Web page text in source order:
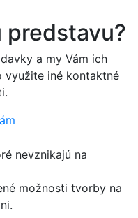
predstavu?
a my Vám ich
využite iné kontaktné
nevznikajú na
možnosti tvorby na